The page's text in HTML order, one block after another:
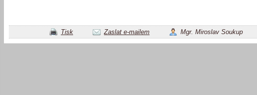
Tisk Zaslat e-mailem Mgr. Miroslav Soukup